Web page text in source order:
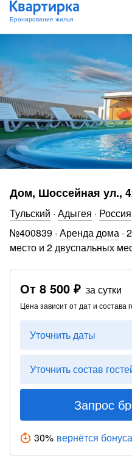
Дом, Шоссейная ул.,
Тульский · Адыгея · Россия
№400839 · Аренда дома ·
место и 2 двуспальных
От 8 500 ₽ за сутки
Цена зависит от дат и состава
Уточнить даты
Уточнить состав
Запрос
30% вернётся